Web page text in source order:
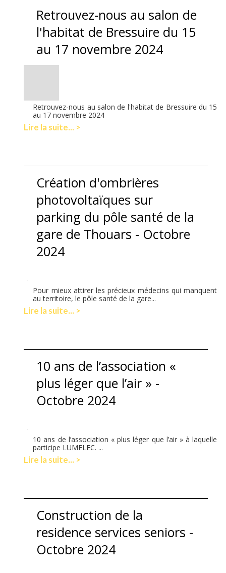
Retrouvez-nous au salon de
l'habitat de Bressuire du 15
au 17 novembre 2024
Retrouvez-nous au salon de l'habitat de Bressuire du 15
au 17 novembre 2024
Lire la suite... >
Création d'ombrières
photovoltaïques sur
parking du pôle santé de la
gare de Thouars - Octobre
2024
Pour mieux attirer les précieux médecins qui manquent
au territoire, le pôle santé de la gare...
Lire la suite... >
10 ans de l’association «
plus léger que l’air » -
Octobre 2024
10 ans de l’association « plus léger que l’air » à laquelle
participe LUMELEC. ...
Lire la suite... >
Construction de la
residence services seniors -
Octobre 2024